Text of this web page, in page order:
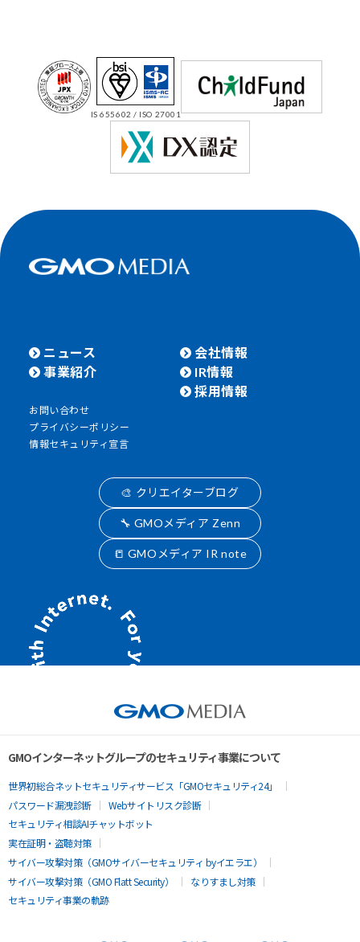
IS 655602 / ISO 27001
ニュース
事業紹介
会社情報
IR情報
採用情報
お問い合わせ
プライバシーポリシー
情報セキュリティ宣言
🎨 クリエイターブログ
🔧 GMOメディア Zenn
📒 GMOメディア IR note
GMOインターネットグループのセキュリティ事業について
世界初総合ネットセキュリティサービス「GMOセキュリティ24」
パスワード漏洩診断
Webサイトリスク診断
セキュリティ相談AIチャットボット
実在証明・盗聴対策
サイバー攻撃対策（GMOサイバーセキュリティ byイエラエ）
サイバー攻撃対策（GMO Flatt Security）
なりすまし対策
セキュリティ事業の軌跡